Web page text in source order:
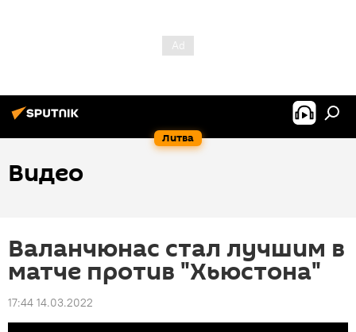
Литва
Видео
Валанчюнас стал лучшим в
матче против "Хьюстона"
17:44 14.03.2022